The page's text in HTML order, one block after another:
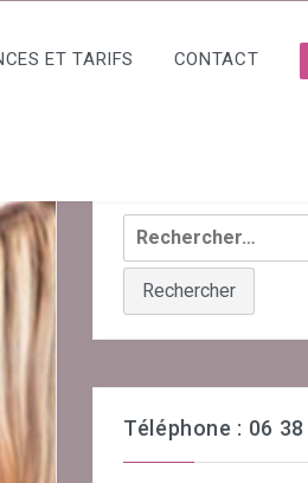
ET TARIFS CONTACT
Rechercher :
Téléphone : 06